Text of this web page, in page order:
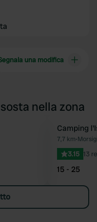
una modifica
nella zona
Preferito
Camping
7,7 km•
3.15 13
15 - 25